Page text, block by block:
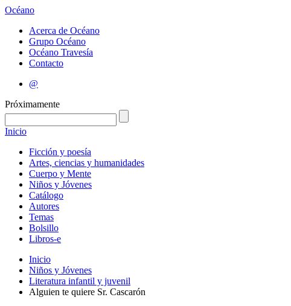
Océano
Acerca de Océano
Grupo Océano
Océano Travesía
Contacto
@
Próximamente
Inicio
Ficción y poesía
Artes, ciencias y humanidades
Cuerpo y Mente
Niños y Jóvenes
Catálogo
Autores
Temas
Bolsillo
Libros-e
Inicio
Niños y Jóvenes
Literatura infantil y juvenil
Alguien te quiere Sr. Cascarón